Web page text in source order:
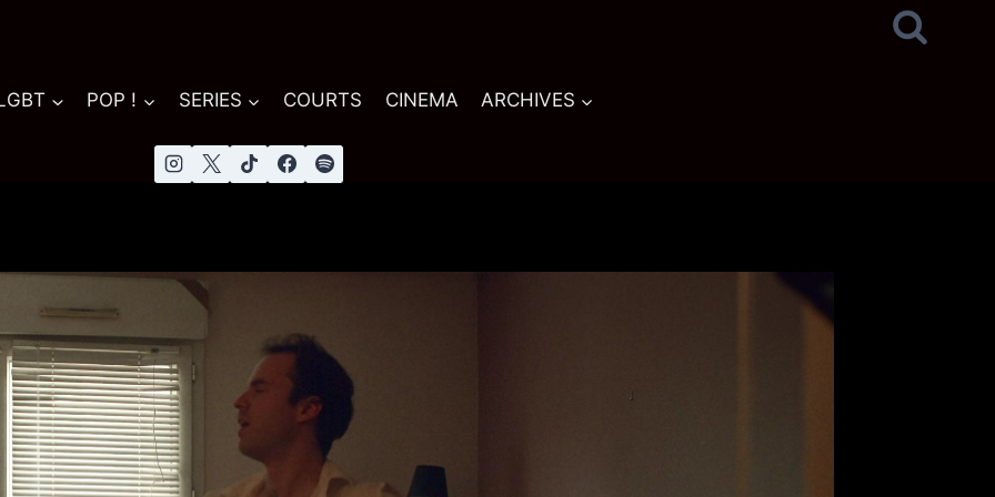
POP ! SERIES COURTS CINEMA ARCHIVES